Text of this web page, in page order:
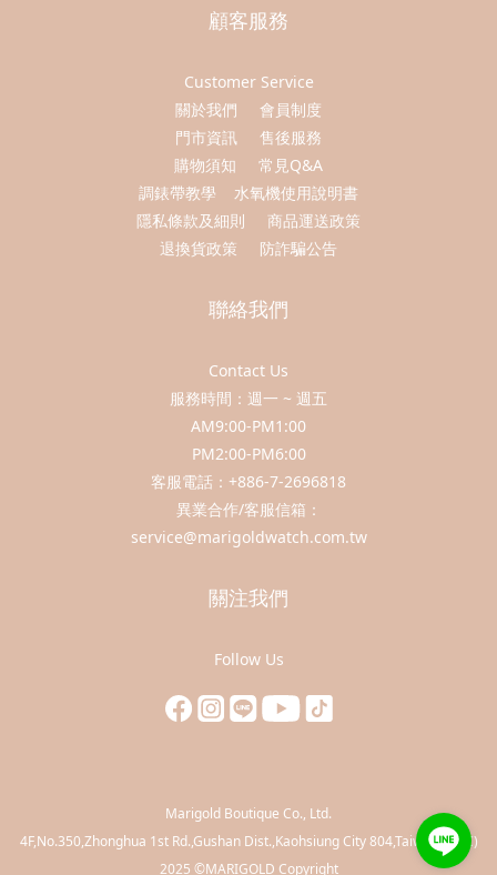
顧客服務
Customer Service
關於我們
會員制度
門市資訊
售後服務
購物須知
常見Q&A
調錶帶教學
水氧機使用說明書
隱私條款及細則
商品運送政策
退換貨政策
防詐騙公告
聯絡我們
Contact Us
服務時間：週一 ~ 週五
AM9:00-PM1:00
PM2:00-PM6:00
客服電話：+886-7-2696818
異業合作/客服信箱：
service@marigoldwatch.com.tw
關注我們
Follow Us
Marigold Boutique Co., Ltd.
​4F,No.350,Zhonghua 1st Rd.,Gushan Dist.,Kaohsiung City 804,Taiwan(R.O.C)
2025 ©MARIGOLD Copyright